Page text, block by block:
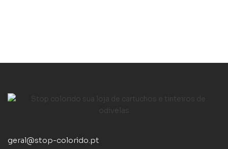
geral@stop-colorido.pt